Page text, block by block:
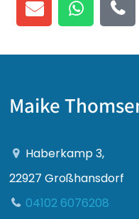
Maike
Haberkamp 3,
22927 Großhansdorf
04102 6076208